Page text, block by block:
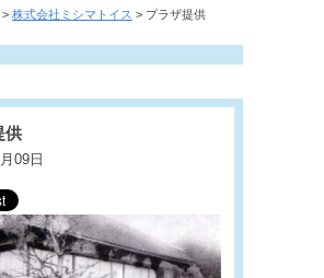
> 株式会社ミシマトイス > プラザ提供
供
09日